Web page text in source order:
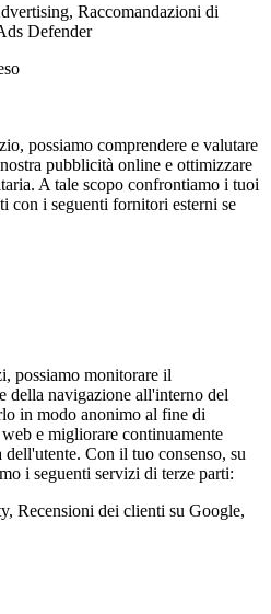
Raccomandazioni di
Defender
possiamo comprendere e valutare
pubblicità online e ottimizzare
A tale scopo confrontiamo i tuoi
con i seguenti fornitori esterni se
possiamo monitorare il
della navigazione all'interno del
in modo anonimo al fine di
e migliorare continuamente
dell'utente. Con il tuo consenso, su
i seguenti servizi di terze parti:
Recensioni dei clienti su Google,